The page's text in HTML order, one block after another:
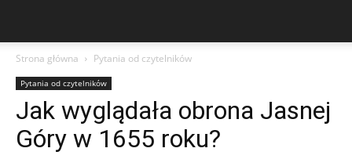
Strona główna Pytania od czytelników
Pytania od czytelników
Jak wyglądała obrona Jasnej
Góry w 1655 roku?